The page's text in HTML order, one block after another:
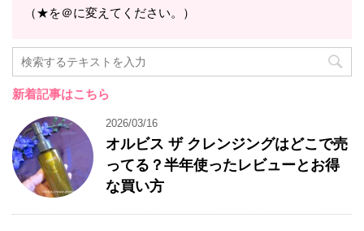
（★を＠に変えてください。）
新着記事はこちら
2026/03/16
オルビス ザ クレンジングはどこで売
ってる？半年使ったレビューとお得
な買い方